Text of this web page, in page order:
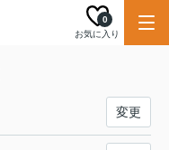
お気に入り
0
変更